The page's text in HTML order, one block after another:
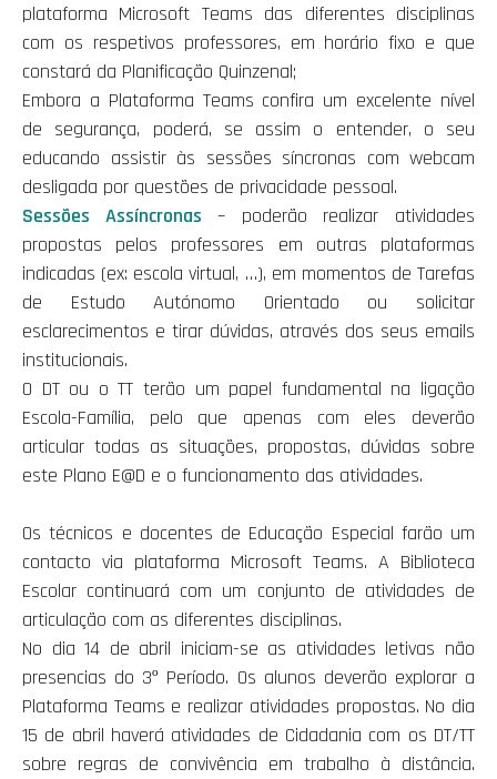
plataforma Microsoft Teams das diferentes disciplinas
com os respetivos professores, em horário fixo e que
constará da Planificação Quinzenal;
Embora a Plataforma Teams confira um excelente nível
de segurança, poderá, se assim o entender, o seu
educando assistir às sessões síncronas com webcam
desligada por questões de privacidade pessoal.
Sessões Assíncronas – poderão realizar atividades
propostas pelos professores em outras plataformas
indicadas (ex: escola virtual, …), em momentos de Tarefas
de Estudo Autónomo Orientado ou solicitar
esclarecimentos e tirar dúvidas, através dos seus emails
institucionais.
O DT ou o TT terão um papel fundamental na ligação
Escola-Família, pelo que apenas com eles deverão
articular todas as situações, propostas, dúvidas sobre
este Plano E@D e o funcionamento das atividades.
Os técnicos e docentes de Educação Especial farão um
contacto via plataforma Microsoft Teams. A Biblioteca
Escolar continuará com um conjunto de atividades de
articulação com as diferentes disciplinas.
No dia 14 de abril iniciam-se as atividades letivas não
presencias do 3º Período. Os alunos deverão explorar a
Plataforma Teams e realizar atividades propostas. No dia
15 de abril haverá atividades de Cidadania com os DT/TT
sobre regras de convivência em trabalho à distância.